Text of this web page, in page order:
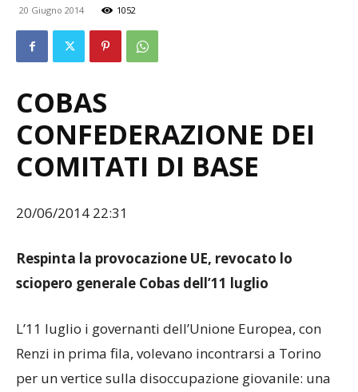
20 Giugno 2014 1052
COBAS
CONFEDERAZIONE DEI
COMITATI DI BASE
20/06/2014 22:31
Respinta la provocazione UE, revocato lo
sciopero generale Cobas dell’11 luglio
L’11 luglio i governanti dell’Unione Europea, con
Renzi in prima fila, volevano incontrarsi a Torino
per un vertice sulla disoccupazione giovanile: una